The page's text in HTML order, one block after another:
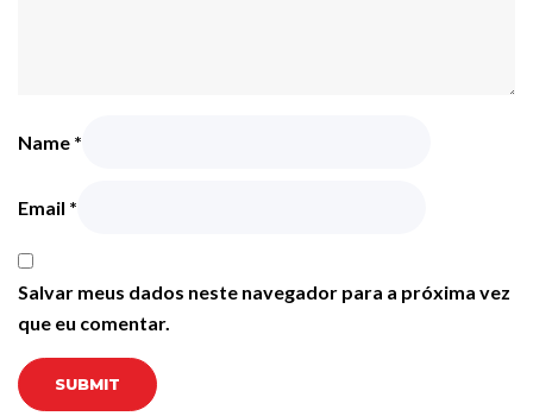
Name *
Email *
Salvar meus dados neste navegador para a próxima vez
que eu comentar.